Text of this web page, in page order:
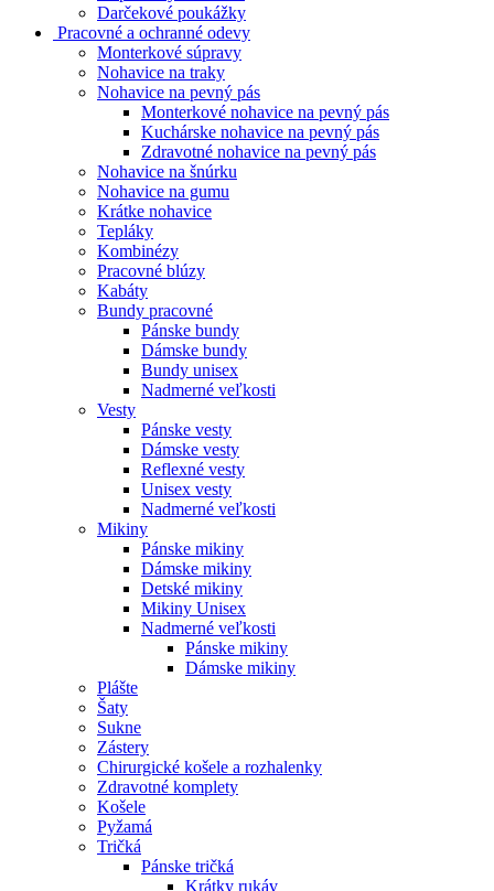
Darčekové poukážky
Pracovné a ochranné odevy
Monterkové súpravy
Nohavice na traky
Nohavice na pevný pás
Monterkové nohavice na pevný pás
Kuchárske nohavice na pevný pás
Zdravotné nohavice na pevný pás
Nohavice na šnúrku
Nohavice na gumu
Krátke nohavice
Tepláky
Kombinézy
Pracovné blúzy
Kabáty
Bundy pracovné
Pánske bundy
Dámske bundy
Bundy unisex
Nadmerné veľkosti
Vesty
Pánske vesty
Dámske vesty
Reflexné vesty
Unisex vesty
Nadmerné veľkosti
Mikiny
Pánske mikiny
Dámske mikiny
Detské mikiny
Mikiny Unisex
Nadmerné veľkosti
Pánske mikiny
Dámske mikiny
Plášte
Šaty
Sukne
Zástery
Chirurgické košele a rozhalenky
Zdravotné komplety
Košele
Pyžamá
Tričká
Pánske tričká
Krátky rukáv